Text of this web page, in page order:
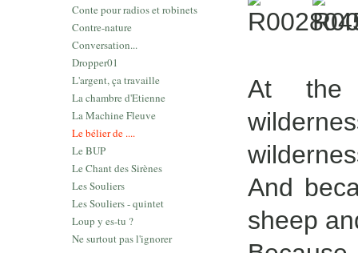
Conte pour radios et robinets
Contre-nature
Conversation...
Dropper01
L'argent, ça travaille
La chambre d'Etienne
La Machine Fleuve
Le bélier de ....
Le BUP
Le Chant des Sirènes
Les Souliers
Les Souliers - quintet
Loup y es-tu ?
Ne surtout pas l'ignorer
At the
And
sheep